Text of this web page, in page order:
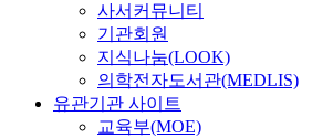
사서커뮤니티
기관회원
지식나눔(LOOK)
의학전자도서관(MEDLIS)
유관기관 사이트
교육부(MOE)